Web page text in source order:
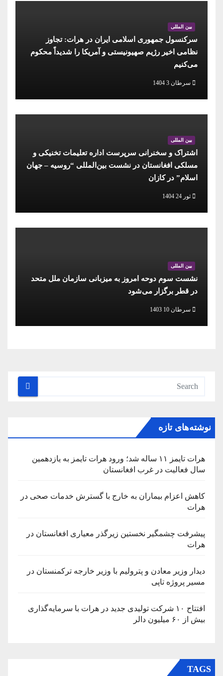
بین المللی
سرکنسول جمهوری اسلامی ایران در هرات: تجاوز
نظامی اخیر رژیم صهیونیستی و آمریکا را شدیداً محکوم
می‌کنیم
سرطان 3 1404
بین المللی
اشتراک و سخنرانی سرپرست اداره تعلیمات تخنیکی و
مسلکی افغانستان در نشست بین‌المللی “روسیه – جهان
اسلام” در کازان
ثور 24 1404
بین المللی
نشست سوم دوحه امروز به میزبانی سازمان ملل متحد
در قطر برگزار می‌شود
سرطان 10 1403
نوشته‌های تازه
هرات تایمز ۱۱ ساله شد؛ ورود هرات تایمز به یازدهمین
سال فعالیت در غرب افغانستان
کاهش اعزام بیماران به خارج با گسترش خدمات صحی در
هرات
پیشرفت چشمگیر نخستین زیرگذر معیاری افغانستان در
هرات
دیدار وزیر معادن و پترولیم با وزیر خارجه ترکمنستان در
مسیر پروژه تاپی
افتتاح ۱۰ شرکت تولیدی جدید در هرات با سرمایه‌گذاری
بیش از ۶۰ میلیون دالر
TAGS